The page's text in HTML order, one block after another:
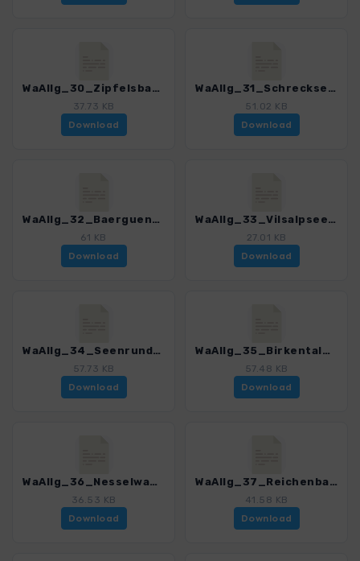
WaAllg_30_Zipfelsbachfaelle_3143_1.gpx
37.73 KB
Download
WaAllg_31_Schrecksee_3143_1.gpx
51.02 KB
Download
WaAllg_32_Baerguendeletal_3143_1.gpx
61 KB
Download
WaAllg_33_Vilsalpsee_3143_1.gpx
27.01 KB
Download
WaAllg_34_Seenrunde Tannheimer Tal_3143_1.gpx
57.73 KB
Download
WaAllg_35_Birkental_3143_1.gpx
57.48 KB
Download
WaAllg_36_Nesselwanger Wasserfall_3143_1.gpx
36.53 KB
Download
WaAllg_37_Reichenbachklamm_3143_1.gpx
41.58 KB
Download